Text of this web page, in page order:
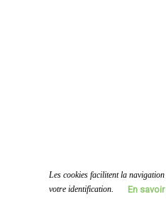
Les cookies facilitent la
votre identification.
En